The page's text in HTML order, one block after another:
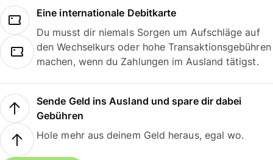
Eine internationale Debitkarte
Du musst dir niemals Sorgen um Aufschläge auf
den Wechselkurs oder hohe Transaktionsgebühren
machen, wenn du Zahlungen im Ausland tätigst.
Sende Geld ins Ausland und spare dir dabei
Gebühren
Hole mehr aus deinem Geld heraus, egal wo.